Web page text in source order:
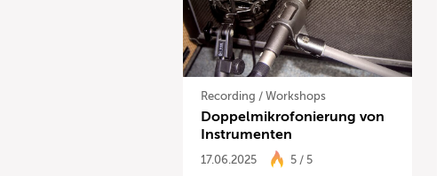
Recording / Workshops
Doppelmikrofonierung von
Instrumenten
17.06.2025 5 / 5